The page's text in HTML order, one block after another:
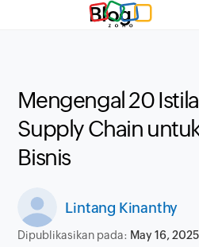
Blog
Mengengal 20
Supply Chain
Bisnis
Lintang Kinanthy
Dipublikasikan pada: May 16, 2025